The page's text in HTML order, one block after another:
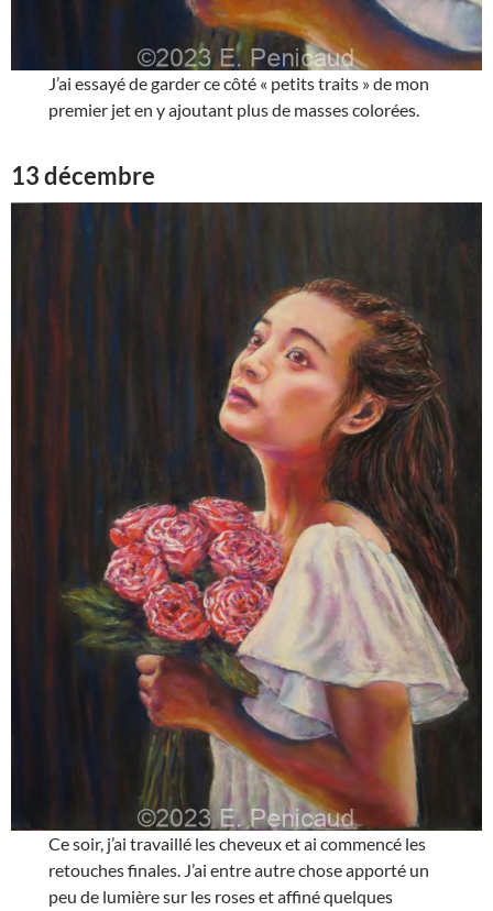
J’ai essayé de garder ce côté « petits traits » de mon
premier jet en y ajoutant plus de masses colorées.
13 décembre
Ce soir, j’ai travaillé les cheveux et ai commencé les
retouches finales. J’ai entre autre chose apporté un
peu de lumière sur les roses et affiné quelques